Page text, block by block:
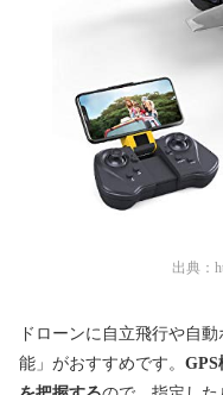
出典：
ドローンに自立飛行や自
能」がおすすめです。